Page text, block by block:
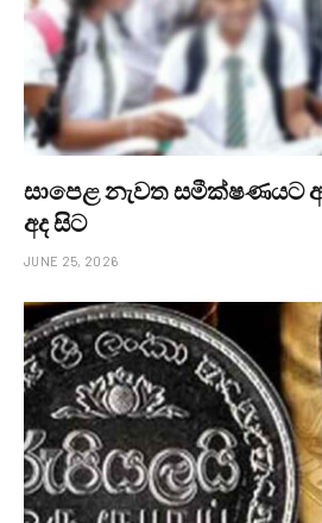
සාපෙළ නැවත සමීක්ෂණයට
අද සිට
JUNE 25, 2026